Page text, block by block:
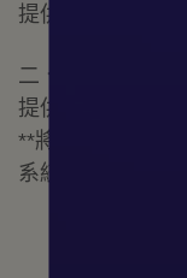
提供宅配、超商
二、國際配送：
提供多個國家配
**將會依照不同
系統會自動換算